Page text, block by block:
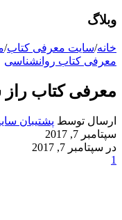
وبلاگ
خانه/سایت معرفی کتاب/
معرفی کتاب روانشناسی
معرفی کتاب راز
ارسال توسط پشتیبان
سپتامبر 7, 2017
در سپتامبر 7, 2017
1